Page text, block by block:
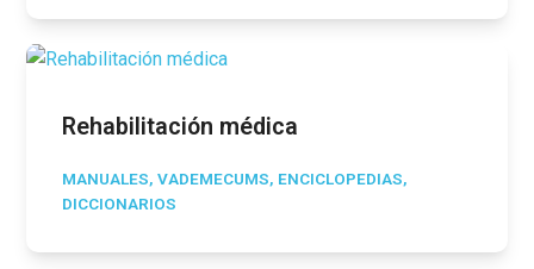
Rehabilitación médica
MANUALES, VADEMECUMS, ENCICLOPEDIAS,
DICCIONARIOS